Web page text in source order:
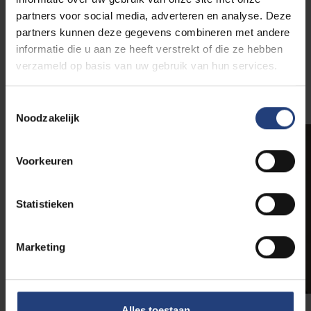
partners voor social media, adverteren en analyse. Deze
partners kunnen deze gegevens combineren met andere
informatie die u aan ze heeft verstrekt of die ze hebben
verzameld op basis van uw gebruik van hun services.
Noodzakelijk
Voorkeuren
Statistieken
Marketing
doctoraat, en hen daarna hun eigen weg zien vinden,
geeft mij enorm veel voldoening.”